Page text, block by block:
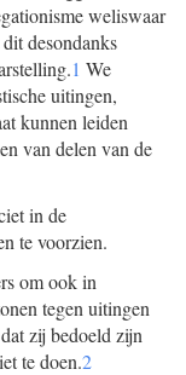
weliswaar
desondanks
1 We
uitingen,
kunnen leiden
van delen van de
in de
te voorzien.
om ook in
tegen uitingen
zij bedoeld zijn
te doen.2